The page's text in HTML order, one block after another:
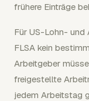
frühere Einträge
Für US-Lohn-
FLSA kein
Arbeitgeber
freigestellte
jedem Arbeitstag